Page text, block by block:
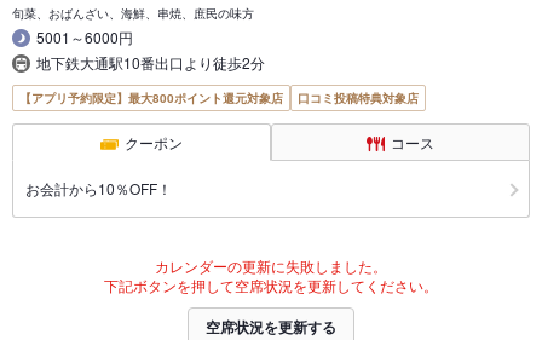
旬菜、おばんざい、海鮮、串焼、庶民の味方
5001～6000円
地下鉄大通駅10番出口より徒歩2分
【アプリ予約限定】最大800ポイント還元対象店 口コミ投稿特典対象店
クーポン コース
お会計から10％OFF！
カレンダーの更新に失敗しました。
下記ボタンを押して空席状況を更新してください。
空席状況を更新する